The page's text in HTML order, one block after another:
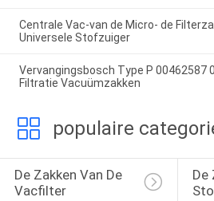
Centrale Vac-van de Micro- de
Universele Stofzuiger
Vervangingsbosch Type P 00462587
Filtratie Vacuümzakken
populaire
De Zakken Van De
Vacfilter
De